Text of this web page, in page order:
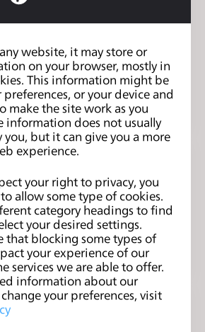
有限公司（江苏国泰
华盛）
上海
装设计师（3D建模）
Knitting Fty.Ltd
Home Base
Knitwear Designer (3D
/ 合约毛衫(3D 軟件繪圖)設計師
华盛实业有限公司
website, it may store or
on your browser, mostly in
This information might be
or your device and
make the site work as you
information does not usually
but it can give you a more
experience.
your right to privacy, you
allow some type of cookies.
category headings to find
your desired settings.
that blocking some types of
your experience of our
services we are able to offer.
information about our
your preferences, visit